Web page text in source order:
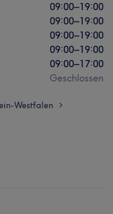
09:00–19:00
09:00–19:00
09:00–19:00
09:00–19:00
09:00–17:00
Geschlossen
Westfalen >